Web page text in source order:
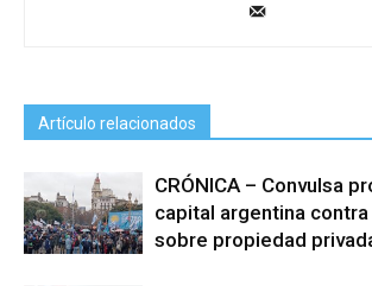
Artículo relacionados
CRÓNICA – Convulsa
capital argentina
sobre propiedad